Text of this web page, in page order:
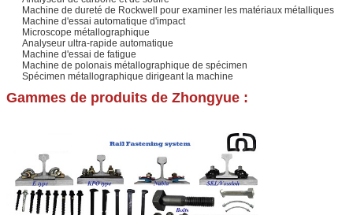
Machine de dureté de Rockwell pour examiner les matériaux métalliques
Machine d'essai automatique d'impact
Microscope métallographique
Analyseur ultra-rapide automatique
Machine d'essai de fatigue
Machine de polonais métallographique de spécimen
Spécimen métallographique dirigeant la machine
Gammes de produits de Zhongyue :